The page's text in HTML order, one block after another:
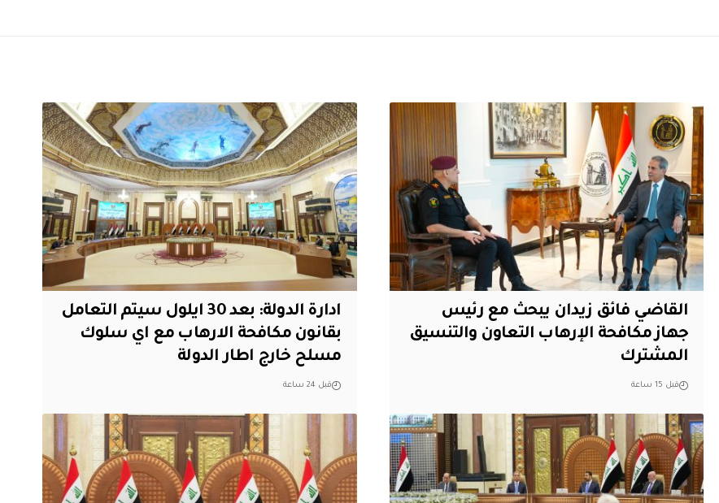
القاضي فائق زيدان يبحث مع رئيس
جهاز مكافحة الإرهاب التعاون والتنسيق
المشترك
قبل 15 ساعة
ادارة الدولة: بعد 30 ايلول سيتم التعامل
بقانون مكافحة الارهاب مع اي سلوك
مسلح خارج اطار الدولة
قبل 24 ساعة